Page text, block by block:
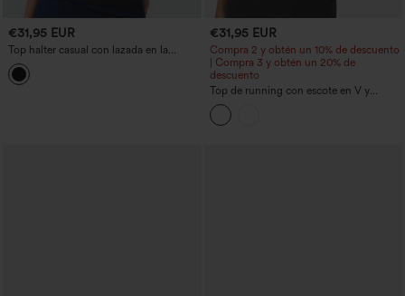
€31,95 EUR
Top halter casual con lazada en la
espalda, sujetador incorporado y
fruncido
€31,95 EUR
Compra 2 y obtén un 10% de descuento
| Compra 3 y obtén un 20% de
descuento
Top de running con escote en V y
sujetador integrado - mayor longitud